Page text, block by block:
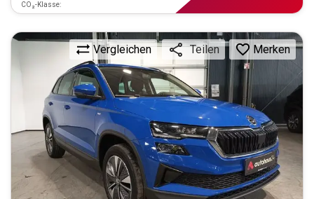
CO₂-Klasse:
Vergleichen Teilen Merken